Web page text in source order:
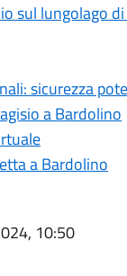
sul lungolago
sicurezza
a Bardolino
a Bardolino
10:50